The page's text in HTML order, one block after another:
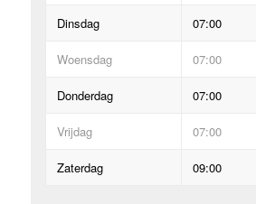
Dinsdag 07:00
Woensdag 07:00
Donderdag 07:00
Vrijdag 07:00
Zaterdag 09:00